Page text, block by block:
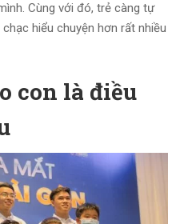
Cùng với đó, trẻ càng tự
hiểu chuyện hơn rất nhiều
con là điều